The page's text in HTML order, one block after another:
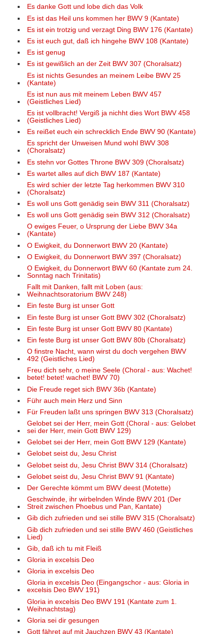
Es danke Gott und lobe dich das Volk
Es ist das Heil uns kommen her BWV 9 (Kantate)
Es ist ein trotzig und verzagt Ding BWV 176 (Kantate)
Es ist euch gut, daß ich hingehe BWV 108 (Kantate)
Es ist genug
Es ist gewißlich an der Zeit BWV 307 (Choralsatz)
Es ist nichts Gesundes an meinem Leibe BWV 25
(Kantate)
Es ist nun aus mit meinem Leben BWV 457
(Geistliches Lied)
Es ist vollbracht! Vergiß ja nichht dies Wort BWV 458
(Geistliches Lied)
Es reißet euch ein schrecklich Ende BWV 90 (Kantate)
Es spricht der Unweisen Mund wohl BWV 308
(Choralsatz)
Es stehn vor Gottes Throne BWV 309 (Choralsatz)
Es wartet alles auf dich BWV 187 (Kantate)
Es wird schier der letzte Tag herkommen BWV 310
(Choralsatz)
Es woll uns Gott genädig sein BWV 311 (Choralsatz)
Es woll uns Gott genädig sein BWV 312 (Choralsatz)
O ewiges Feuer, o Ursprung der Liebe BWV 34a
(Kantate)
O Ewigkeit, du Donnerwort BWV 20 (Kantate)
O Ewigkeit, du Donnerwort BWV 397 (Choralsatz)
O Ewigkeit, du Donnerwort BWV 60 (Kantate zum 24.
Sonntag nach Trinitatis)
Fallt mit Danken, fallt mit Loben (aus:
Weihnachtsoratorium BWV 248)
Ein feste Burg ist unser Gott
Ein feste Burg ist unser Gott BWV 302 (Choralsatz)
Ein feste Burg ist unser Gott BWV 80 (Kantate)
Ein feste Burg ist unser Gott BWV 80b (Choralsatz)
O finstre Nacht, wann wirst du doch vergehen BWV
492 (Geistliches Lied)
Freu dich sehr, o meine Seele (Choral - aus: Wachet!
betet! betet! wachet! BWV 70)
Die Freude reget sich BWV 36b (Kantate)
Führ auch mein Herz und Sinn
Für Freuden laßt uns springen BWV 313 (Choralsatz)
Gelobet sei der Herr, mein Gott (Choral - aus: Gelobet
sei der Herr, mein Gott BWV 129)
Gelobet sei der Herr, mein Gott BWV 129 (Kantate)
Gelobet seist du, Jesu Christ
Gelobet seist du, Jesu Christ BWV 314 (Choralsatz)
Gelobet seist du, Jesu Christ BWV 91 (Kantate)
Der Gerechte kömmt um BWV deest (Motette)
Geschwinde, ihr wirbelnden Winde BWV 201 (Der
Streit zwischen Phoebus und Pan, Kantate)
Gib dich zufrieden und sei stille BWV 315 (Choralsatz)
Gib dich zufrieden und sei stille BWV 460 (Geistliches
Lied)
Gib, daß ich tu mit Fleiß
Gloria in excelsis Deo
Gloria in excelsis Deo
Gloria in excelsis Deo (Eingangschor - aus: Gloria in
excelsis Deo BWV 191)
Gloria in excelsis Deo BWV 191 (Kantate zum 1.
Weihnachtstag)
Gloria sei dir gesungen
Gott fähret auf mit Jauchzen BWV 43 (Kantate)